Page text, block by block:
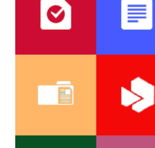
9 319,08 €
Entre
et17 162,61
inclus